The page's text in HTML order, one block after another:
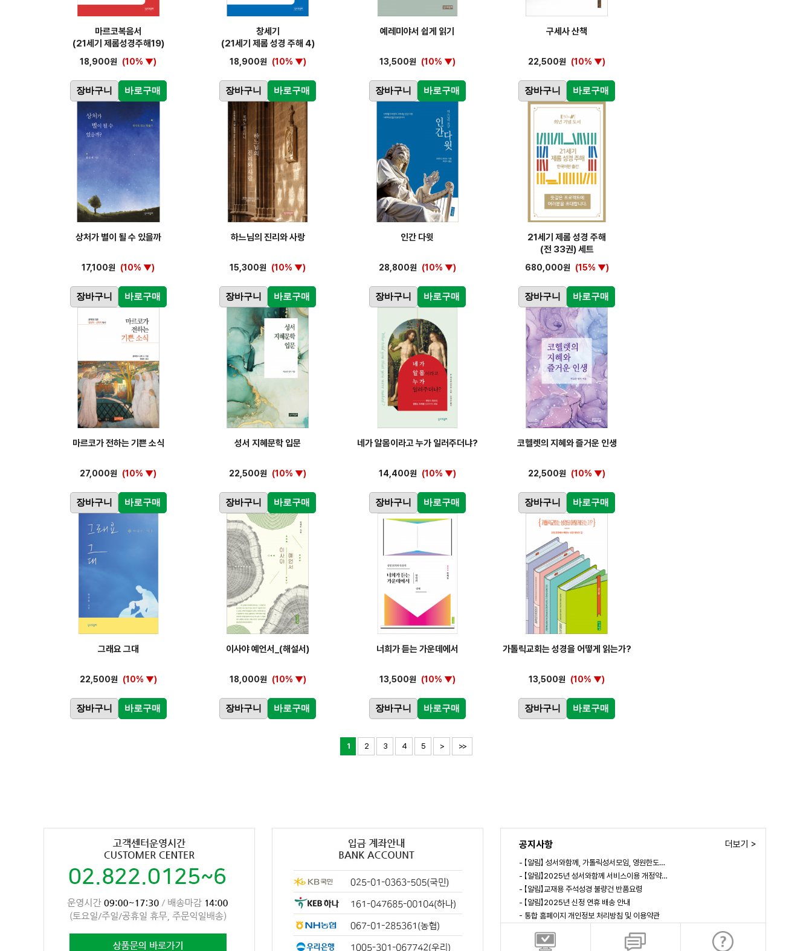
마르코복음서
(21세기 제롬성경주해19)
18,900원 (10% ▼)
장바구니 바로구매
창세기
(21세기 제롬 성경 주해 4)
18,900원 (10% ▼)
장바구니 바로구매
예레미야서 쉽게 읽기
13,500원 (10% ▼)
장바구니 바로구매
구세사 산책
22,500원 (10% ▼)
장바구니 바로구매
상처가 별이 될 수 있을까
17,100원 (10% ▼)
장바구니 바로구매
하느님의 진리와 사랑
15,300원 (10% ▼)
장바구니 바로구매
인간 다윗
28,800원 (10% ▼)
장바구니 바로구매
21세기 제롬 성경 주해
(전 33권) 세트
680,000원 (15% ▼)
장바구니 바로구매
마르코가 전하는 기쁜 소식
27,000원 (10% ▼)
장바구니 바로구매
성서 지혜문학 입문
22,500원 (10% ▼)
장바구니 바로구매
네가 알몸이라고 누가 일러주더냐?
14,400원 (10% ▼)
장바구니 바로구매
코헬렛의 지혜와 즐거운 인생
22,500원 (10% ▼)
장바구니 바로구매
그래요 그대
22,500원 (10% ▼)
장바구니 바로구매
이사야 예언서_(해설서)
18,000원 (10% ▼)
장바구니 바로구매
너희가 듣는 가운데에서
13,500원 (10% ▼)
장바구니 바로구매
가톨릭교회는 성경을 어떻게 읽는가?
13,500원 (10% ▼)
장바구니 바로구매
1 2 3 4 5 > >>
공지사항
- 【알림】 성서와함께, 가톨릭성서모임, 영원한도…
- 【알림】2025년 성서와함께 서비스이용 개정약…
- 【알림】교재용 주석성경 불량건 반품요령
- 【알림】2025년 신정 연휴 배송 안내
- 통합 홈페이지 개인정보 처리방침 및 이용약관
더보기 >